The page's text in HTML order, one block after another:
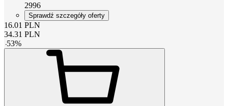
2996
Sprawdź szczegóły oferty
16.01 PLN
34.31 PLN
-53%